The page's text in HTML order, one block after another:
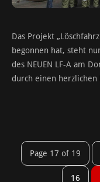
Das Projekt
begonnen hat, steht
des NEUEN LF-A am
durch einen herzlichen
Page 17 of 19
16